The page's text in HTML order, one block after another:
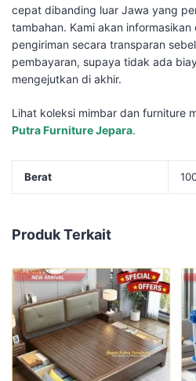
cepat dibanding luar Jawa yang
tambahan. Kami akan
pengiriman secara transparan
pembayaran, supaya tidak ada
mengejutkan di akhir.
Lihat koleksi mimbar dan furniture
Putra Furniture Jepara.
Berat
Produk Terkait